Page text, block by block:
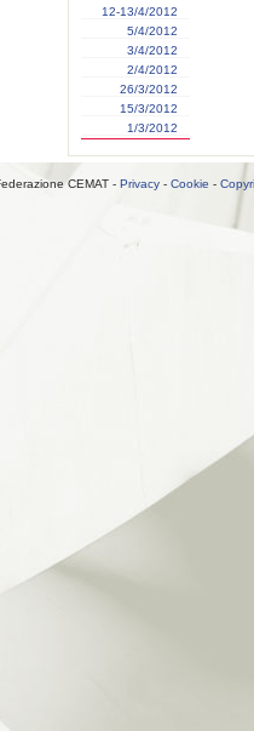
12-13/4/2012
5/4/2012
3/4/2012
2/4/2012
26/3/2012
15/3/2012
1/3/2012
CEMAT - Privacy- Cookie -